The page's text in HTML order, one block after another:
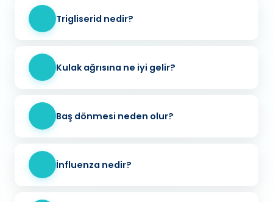
Trigliserid nedir?
Kulak ağrısına ne iyi gelir?
Baş dönmesi neden olur?
İnfluenza nedir?